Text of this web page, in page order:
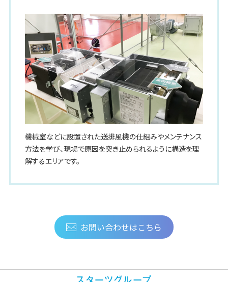
機械室などに設置された送排風機の仕組みやメンテナンス
方法を学び、現場で原因を突き止められるように構造を理
解するエリアです。
お問い合わせはこちら